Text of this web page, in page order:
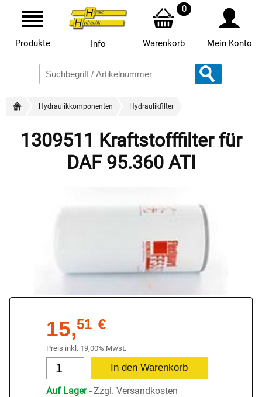
Produkte Info
0
Warenkorb Mein Konto
Hydraulikkomponenten Hydraulikfilter
1309511 Kraftstofffilter für
DAF 95.360 ATI
15,51 €
Preis inkl. 19,00% Mwst.
Auf Lager-Zzgl. Versandkosten